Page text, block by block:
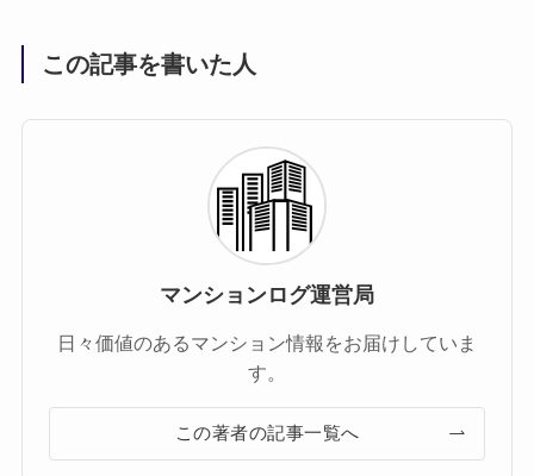
この記事を書いた人
マンションログ運営局
日々価値のあるマンション情報をお届けしていま
す。
この著者の記事一覧へ